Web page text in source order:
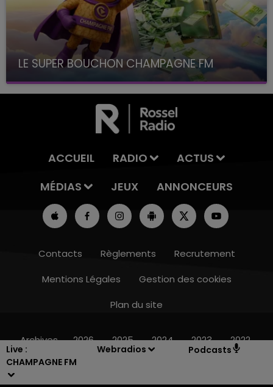
Live :
CHAMPAGNE FM
Webradios Podcasts
LE SUPER BOUCHON CHAMPAGNE FM
avec La Famille Champagne FM, à 8H10
ACCUEIL RADIO
ACTUS
MÉDIAS
JEUX ANNONCEURS
Contacts Règlements
Recrutement
Mentions Légales
Gestion des cookies
Plan du site
Archives 2026 2025 2024 2023 2022